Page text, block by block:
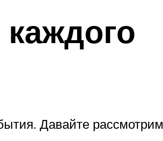
Давайте